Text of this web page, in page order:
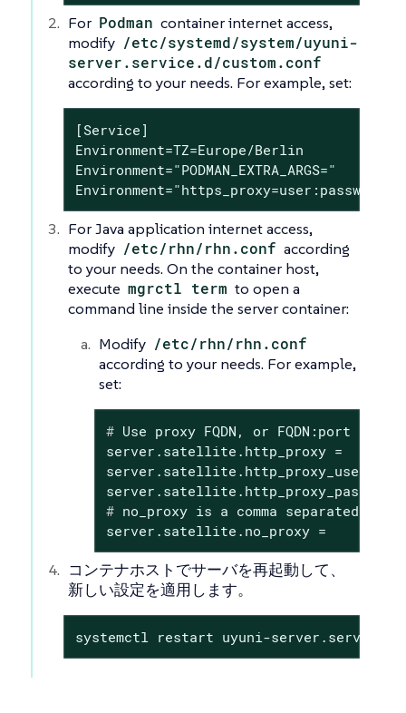
For Podman container internet access,
modify /etc/systemd/system/uyuni-
server.service.d/custom.conf
according to your needs. For example, set:
[Service]
Environment=TZ=Europe/Berlin
Environment="PODMAN_EXTRA_ARGS="
For Java application internet access,
modify /etc/rhn/rhn.conf according
to your needs. On the container host,
execute mgrctl term to open a
command line inside the server container:
Modify /etc/rhn/rhn.conf
according to your needs. For example,
set:
# Use proxy FQDN, or FQDN:port
server.satellite.http_proxy =
server.satellite.http_proxy_username
# no_proxy is a comma separated list
server.satellite.no_proxy =
コンテナホストでサーバを再起動して、
新しい設定を適用します。
systemctl restart uyuni-server.service